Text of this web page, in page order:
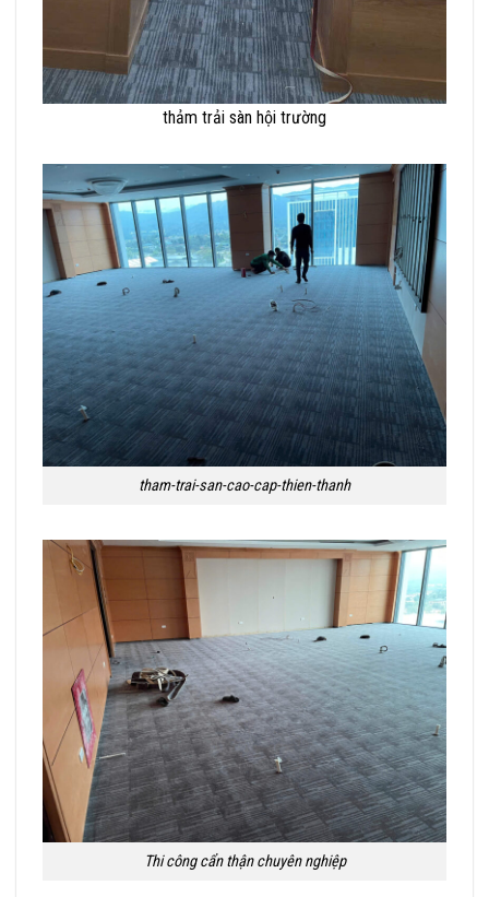
thảm trải sàn hội trường
tham-trai-san-cao-cap-thien-thanh
Thi công cẩn thận chuyên nghiệp